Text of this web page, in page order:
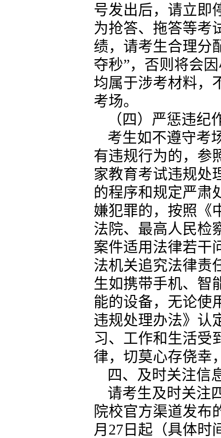
号发出后，请立即
为抢答、拖答等考
绩，请考生合理分
夺秒”，否则将会
均属于涉考材料，
考场。
（四）严惩违纪
考生如不遵守考
有违规行为的，参
家教育考试违规处
的程序和规定严肃
嫌犯罪的，按照《
法院、最高人民检
案件适用法律若干
法机关追究法律责
生如携带手机、智
能的设备，无论使
违规处理办法》认
习、工作和生活受
律，切莫心存侥幸
四、及时关注信
请考生及时关注
院校官方渠道发布
月27日起（具体时